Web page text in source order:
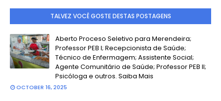
TALVEZ VOCÊ GOSTE DESTAS POSTAGENS
Aberto Proceso Seletivo para Merendeira;
Professor PEB I; Recepcionista de Saúde;
Técnico de Enfermagem; Assistente Social;
Agente Comunitário de Saúde; Professor PEB II;
Psicóloga e outros. Saiba Mais
OCTOBER 16, 2025